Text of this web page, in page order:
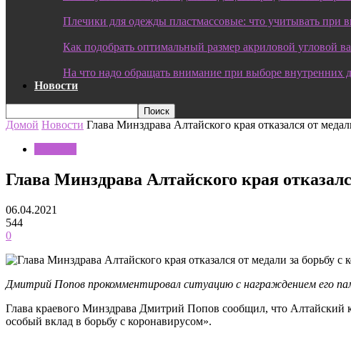
Плечики для одежды пластмассовые: что учитывать при
Как подобрать оптимальный размер акриловой угловой
На что надо обращать внимание при выборе внутренних
Новости
Домой Новости Глава Минздрава Алтайского края отказался от
Глава Минздрава Алтайского края
06.04.2021
544
0
Дмитрий Попов прокомментировал ситуацию с награждением его
Глава краевого Минздрава Дмитрий Попов сообщил, что Алтайский
особый вклад в борьбу с коронавирусом».